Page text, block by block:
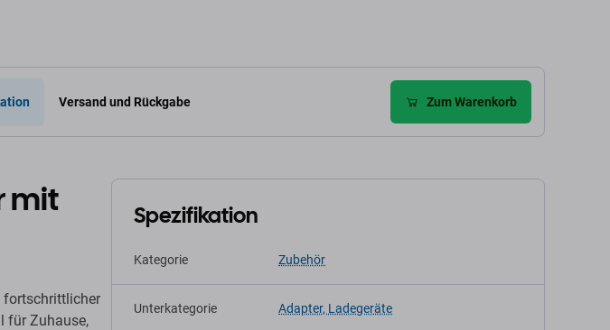
Versand und Rückgabe Zum Warenkorb
mit
fortschrittlicher
für Zuhause,
Spezifikation
Kategorie Zubehör
Unterkategorie Adapter, Ladegeräte